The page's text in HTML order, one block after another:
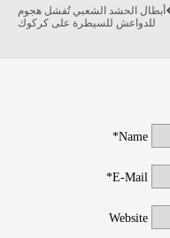
أبطال الحشد الشعبي تُفشل هجوم
للدواعش للسيطرة على كركوك
Name*
E-Mail*
Website